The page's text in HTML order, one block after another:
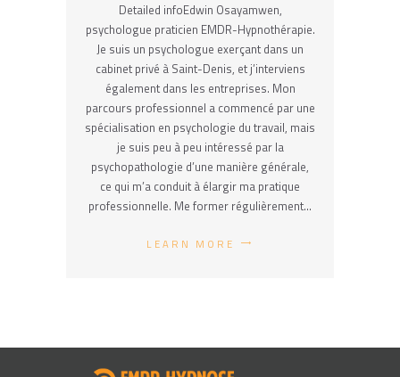
Detailed infoEdwin Osayamwen,
psychologue praticien EMDR-Hypnothérapie.
Je suis un psychologue exerçant dans un
cabinet privé à Saint-Denis, et j’interviens
également dans les entreprises. Mon
parcours professionnel a commencé par une
spécialisation en psychologie du travail, mais
je suis peu à peu intéressé par la
psychopathologie d’une manière générale,
ce qui m’a conduit à élargir ma pratique
professionnelle. Me former régulièrement…
LEARN MORE